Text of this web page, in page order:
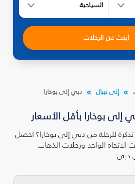
السياحية
ابحث عن الرحلات
إلى نيبال دبي إلى بوخارا
إلى بوخارا بأقل الأسعار
للرحلة من دبي إلى بوخارا؟ احصل
الاتجاه الواحد ورحلات الذهاب
دبي.